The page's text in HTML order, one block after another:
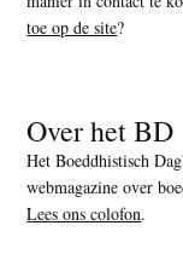
toe op de site?
Over het BD
Het Boeddhistisch
webmagazine over
Lees ons colofon.